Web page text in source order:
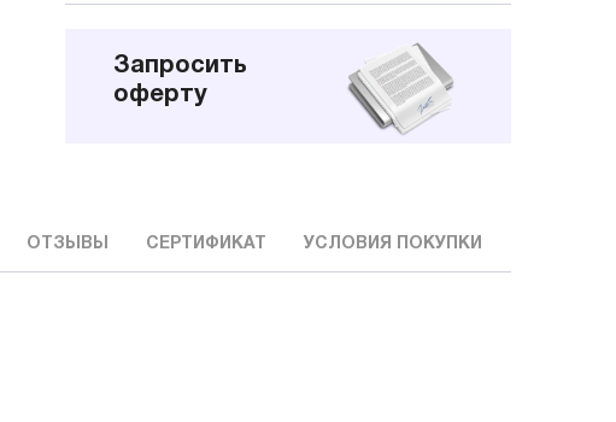
Запросить
оферту
ОТЗЫВЫ СЕРТИФИКАТ УСЛОВИЯ ПОКУПКИ